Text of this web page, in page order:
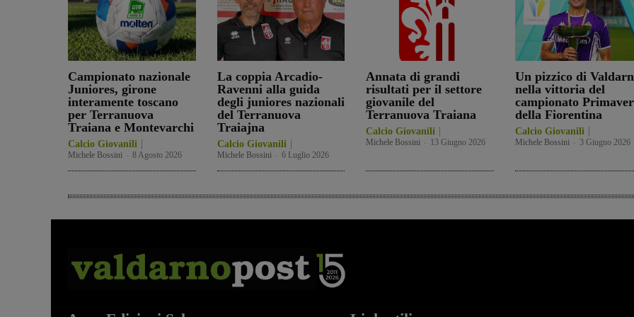
Campionato nazionale
Juniores, girone
interamente toscano
per Terranuova
Traiana e Montevarchi
Calcio Giovanili
Michele Bossini 8 Agosto 2026
La coppia Arcadio-
Ravenni alla guida
degli juniores nazionali
del Terranuova
Traiajna
Calcio Giovanili
Michele Bossini 6 Luglio 2026
Annata di grandi
risultati per il settore
giovanile del
Terranuova Traiana
Calcio Giovanili
Michele Bossini 13 Giugno 2026
Un pizzico di
nella vittoria del
campionato
della Fiorentina
Calcio Giovanili
Michele Bossini 3 Giugno 2026